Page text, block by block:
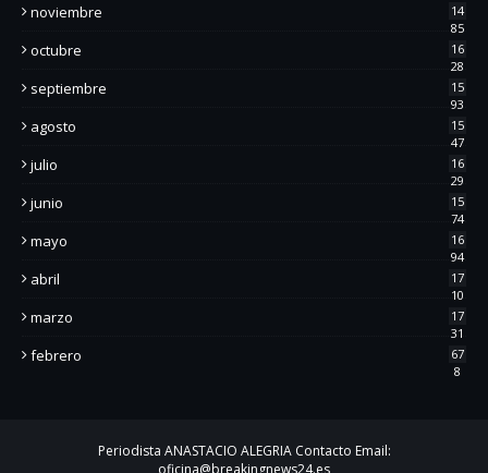
noviembre
14
85
octubre
16
28
septiembre
15
93
agosto
15
47
julio
16
29
junio
15
74
mayo
16
94
abril
17
10
marzo
17
31
febrero
67
8
Periodista ANASTACIO ALEGRIA Contacto Email:
oficina@breakingnews24.es